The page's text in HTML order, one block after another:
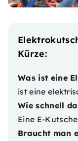
Kürze:
Was ist eine
ist eine
Wie schnell
Eine E-
Braucht man